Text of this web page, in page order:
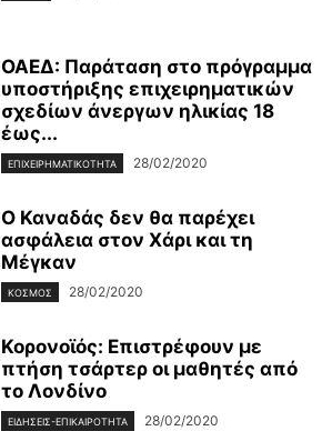
ΟΑΕΔ: Παράταση στο πρόγραμμα
υποστήριξης επιχειρηματικών
σχεδίων άνεργων ηλικίας 18
έως...
ΕΠΙΧΕΙΡΗΜΑΤΙΚΌΤΗΤΑ 28/02/2020
Ο Καναδάς δεν θα παρέχει
ασφάλεια στον Χάρι και τη
Μέγκαν
ΚΌΣΜΟΣ 28/02/2020
Κορονοϊός: Επιστρέφουν με
πτήση τσάρτερ οι μαθητές από
το Λονδίνο
ΕΙΔΉΣΕΙΣ-ΕΠΙΚΑΙΡΌΤΗΤΑ 28/02/2020